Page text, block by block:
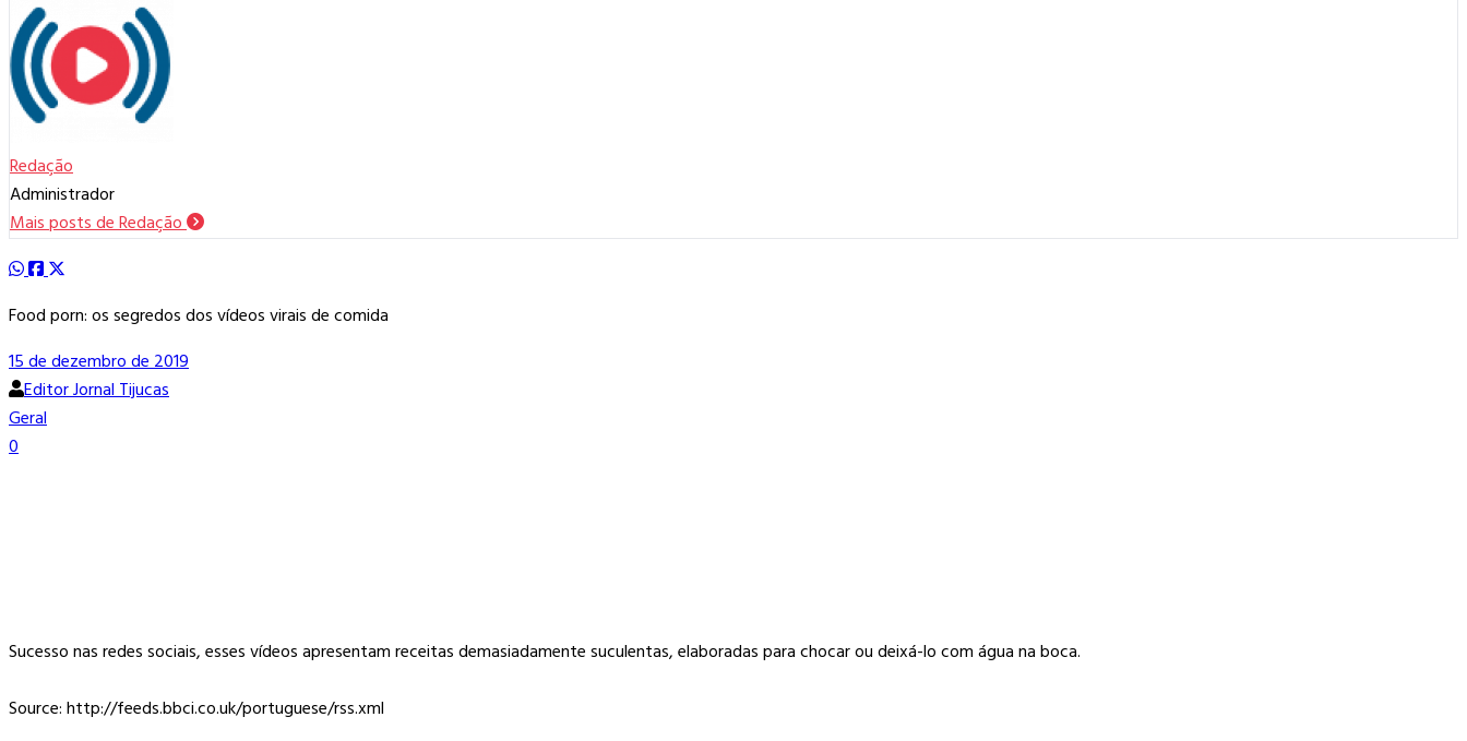
Redação
Administrador
Mais posts de Redação
Food porn: os segredos dos vídeos virais de comida
15 de dezembro de 2019
Editor Jornal Tijucas
Geral
0
Sucesso nas redes sociais, esses vídeos apresentam receitas demasiadamente suculentas, elaboradas para chocar ou deixá-lo com água na boca.
Source: http://feeds.bbci.co.uk/portuguese/rss.xml